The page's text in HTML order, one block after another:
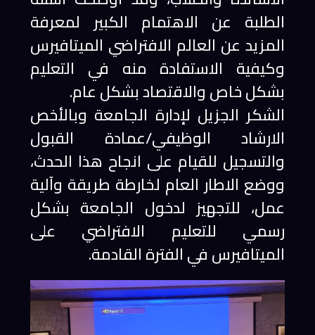
الطلبة عن الاهتمام الكبير لمعرفة
المزيد عن العالم الافتراضي الميتافيرس
وكيفية الاستفادة منه في التعليم
بشكل خاص والاقتصاد بشكل عام.
الشكر الجزيل لإدارة الجامعة وبالأخص
الارشاد الوظيفي/عمادة القبول
والتسجيل للقيام على انجاح هذا الحدث،
ووضع الاطار العام لخارطة طريقة وآلية
عمل، للتجهيز لدخول الجامعة بشكل
رسمي للتعليم الافتراضي على
الميتافيرس في الفترة القادمة.